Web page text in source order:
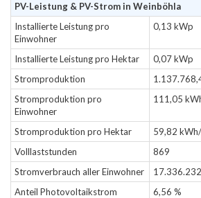
PV-Leistung & PV-Strom in Weinböhla
Installierte Leistung pro
Einwohner
0,13 kWp
Installierte Leistung pro Hektar
0,07 kWp
Stromproduktion
Stromproduktion pro
Einwohner
111,05
Stromproduktion pro Hektar
59,82
Volllaststunden
869
Stromverbrauch aller Einwohner
Anteil Photovoltaikstrom
6,56 %